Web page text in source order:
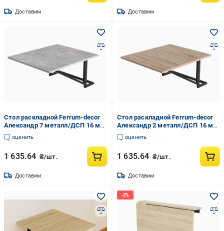
Доставим Доставим
Стол раскладной Ferrum-decor
Александр 7 металл/ДСП 16 мм
750x600x700 мм Черный/Бетон
(FRD-104898)
оценить
1 635.64 ₴/шт.
Доставим
Стол раскладной Ferrum-decor
Александр 2 металл/ДСП 16 мм
750x600x700 мм Черный/Дуб
Артизан (FRD-104893)
оценить
1 635.64 ₴/шт.
Доставим